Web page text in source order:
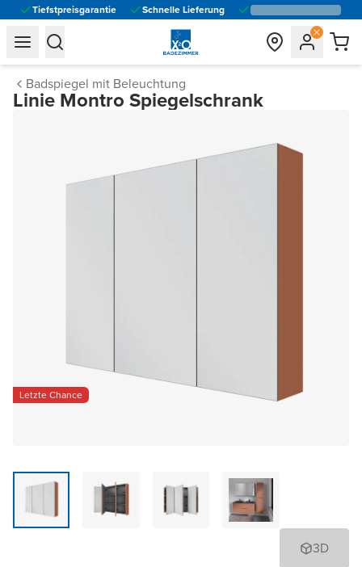
Tiefstpreisgarantie Schnelle Lieferung
general.navigation.toggle_menu.label
general.navigation.toggle_menu.label
Badspiegel mit Beleuchtung
Linie Montro Spiegelschrank
Letzte Chance
3D